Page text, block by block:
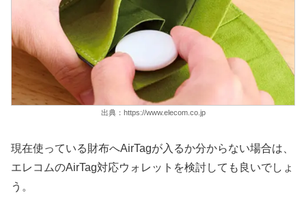
出典：https://www.elecom.co.jp
現在使っている財布へAirTagが入るか分からない場合は、
エレコムのAirTag対応ウォレットを検討しても良いでしょ
う。